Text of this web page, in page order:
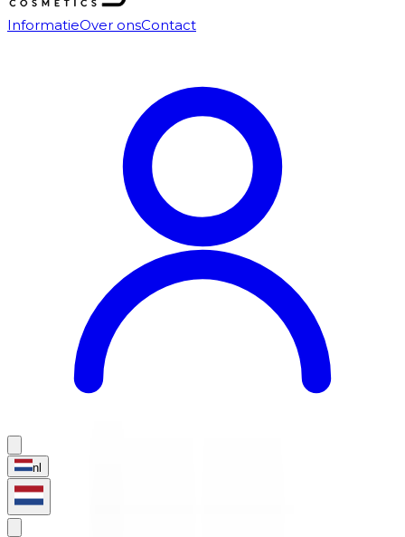
InformatieOver onsContact
nl